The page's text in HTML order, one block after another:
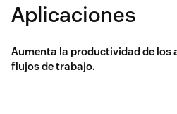
Aplicaciones
Aumenta la productividad de los
flujos de trabajo.